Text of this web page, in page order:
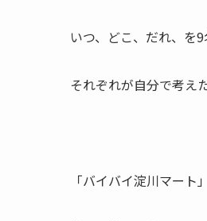
いつ、どこ、だれ、を
それぞれが自分で考え
「バイバイ淀川マー